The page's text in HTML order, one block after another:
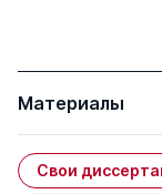
Материалы
Свои